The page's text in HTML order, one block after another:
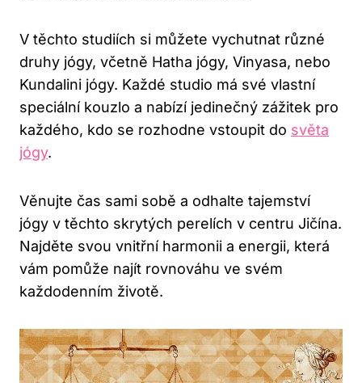
V těchto studiích si můžete vychutnat různé
druhy jógy, včetně Hatha jógy, Vinyasa, nebo
Kundalini jógy. Každé studio má své vlastní
speciální kouzlo a nabízí jedinečný zážitek pro
každého, kdo se rozhodne vstoupit do světa
jógy.
Věnujte čas sami sobě a odhalte tajemství
jógy v těchto skrytých perelích v centru Jičína.
Najděte svou vnitřní harmonii a energii, která
vám pomůže najít rovnováhu ve svém
každodenním životě.